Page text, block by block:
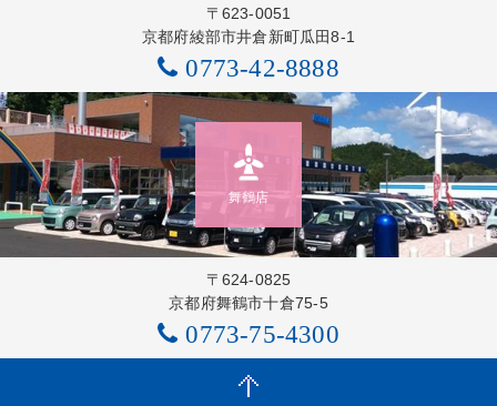
〒623-0051
京都府綾部市井倉新町瓜田8-1
0773-42-8888
舞鶴店
〒624-0825
京都府舞鶴市十倉75-5
0773-75-4300